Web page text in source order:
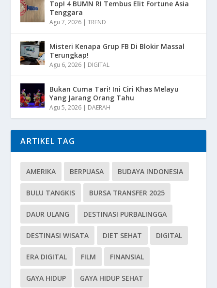
Top! 4 BUMN RI Tembus Elit Fortune Asia
Tenggara
Agu 7, 2026 |TREND
Misteri Kenapa Grup FB Di Blokir Massal
Terungkap!
Agu 6, 2026 | DIGITAL
Bukan Cuma Tari! Ini Ciri Khas Melayu
Yang Jarang Orang Tahu
Agu 5, 2026 | DAERAH
ARTIKEL TAG
AMERIKA BERPUASA BUDAYA INDONESIA
BULU TANGKIS BURSA TRANSFER 2025
DAUR ULANG DESTINASI PURBALINGGA
DESTINASI WISATA DIET SEHAT DIGITAL
ERA DIGITAL FILM FINANSIAL
GAYA HIDUP GAYA HIDUP SEHAT